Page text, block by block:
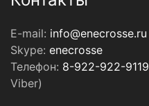
E-mail: info@enecrosse.ru
Skype: enecrosse
Телефон: 8-922-922-9119
Viber)